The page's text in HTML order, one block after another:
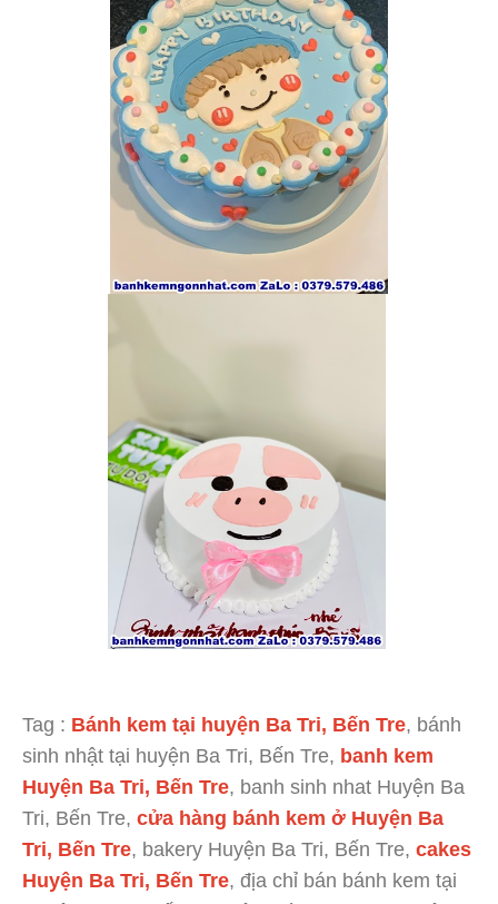
Tag : Bánh kem tại huyện Ba Tri, Bến Tre, bánh
sinh nhật tại huyện Ba Tri, Bến Tre, banh kem
Huyện Ba Tri, Bến Tre, banh sinh nhat Huyện Ba
Tri, Bến Tre, cửa hàng bánh kem ở Huyện Ba
Tri, Bến Tre, bakery Huyện Ba Tri, Bến Tre, cakes
Huyện Ba Tri, Bến Tre, địa chỉ bán bánh kem tại